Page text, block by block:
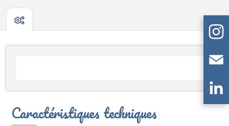
Caractéristiques techniques